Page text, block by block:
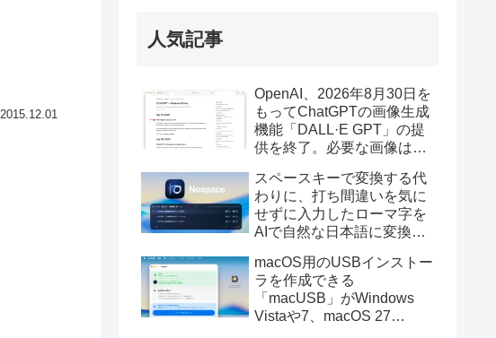
2015.12.01
人気記事
OpenAI、2026年8月30日を
もってChatGPTの画像生成
機能「DALL·E GPT」の提
供を終了。必要な画像は期
スペースキーで変換する代
わりに、打ち間違いを気に
せずに入力したローマ字を
AIで自然な日本語に変換し
力アプリ「Nospace」がリ
リース。
macOS用のUSBインストー
ラを作成できる
「macUSB」がWindows
Vistaや7、macOS 27